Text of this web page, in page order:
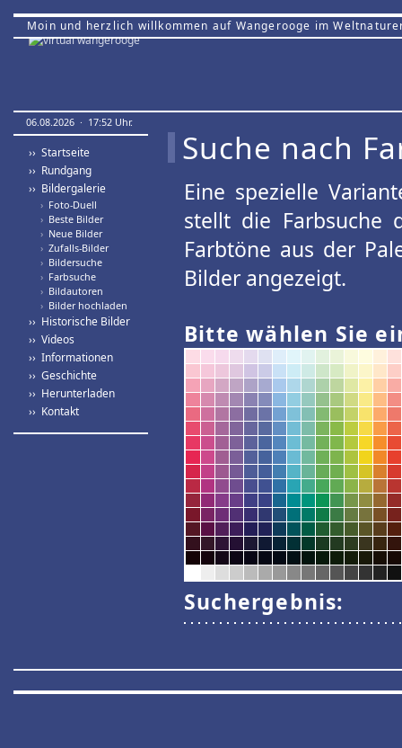
Moin und herzlich willkommen auf Wangerooge im
06.08.2026 · 17:52 Uhr.
›› Startseite
›› Rundgang
›› Bildergalerie
› Foto-Duell
› Beste Bilder
› Neue Bilder
› Zufalls-Bilder
› Bildersuche
› Farbsuche
› Bildautoren
› Bilder hochladen
›› Historische Bilder
›› Videos
›› Informationen
›› Geschichte
›› Herunterladen
›› Kontakt
Suche nach
Eine spezielle
stellt die Farbsuche
Farbtöne aus der
Bilder angezeigt.
Bitte wählen Sie
Suchergebnis: